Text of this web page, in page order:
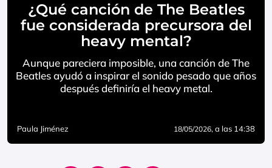
¿Qué canción de The Beatles
fue considerada precursora del
heavy mental?
Aunque pareciera imposible, una canción de The
Beatles ayudó a inspirar el sonido pesado que años
después definiría el heavy metal.
Paula Jiménez 18/05/2026, a las 14:38